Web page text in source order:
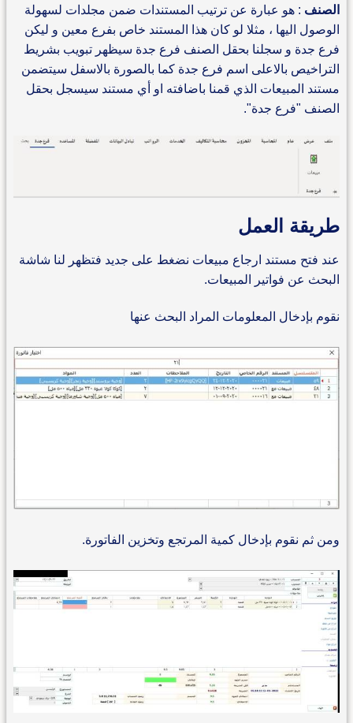
الصنف : هو عبارة عن ترتيب المستندات ضمن مجلدات لسهولة
الوصول اليها ، مثلا لو كان هذا المستند خاص بفرع معين و ليكن
فرع جدة و سجلنا بحقل الصنف فرع جدة سيظهر تبويب بشريط
التراخيص بالاعلى اسم فرع جدة كما بالصورة بالاسفل سيتضمن
مستند المبيعات الذي قمنا باضافته او أي مستند سيسجل بحقل
الصنف "فرع جدة".
طريقة العمل
عند فتح مستند ارجاع مبيعات نضغط على جديد فتظهر لنا شاشة
البحث عن فواتير المبيعات.
نقوم بإدخال المعلومات المراد البحث عنها
ومن ثم نقوم بإدخال كمية المرتجع وتخزين الفاتورة.